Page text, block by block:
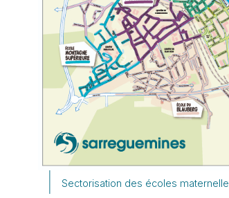
Sectorisation des écoles